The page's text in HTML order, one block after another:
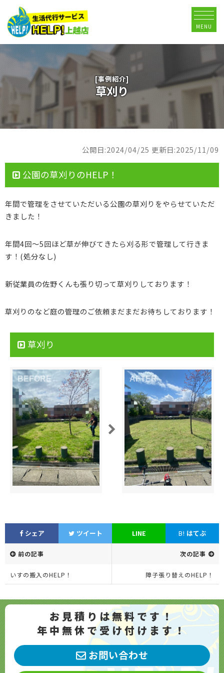
MENU
[事例紹介]
草刈り
公開日:2024/04/25 更新日:2025/11/09
公園の草刈りのHELP！
年間で管理をさせていただいる公園の草刈りをやらせていただ
きました！
年間4回〜5回ほど草が伸びてきたら刈る形で管理して行きま
す！(処分なし)
新従業員の佐野くんも張り切って草刈りしております！
草刈りのなど庭の管理のご依頼まだまだお待ちしております！
草刈り
シェア ツイート LINE B! はてぶ
前の記事
いすの搬入のHELP！
次の記事
障子張り替えのHELP！
お見積りは無料です！
年中無休で受け付けます！
お問い合わせ